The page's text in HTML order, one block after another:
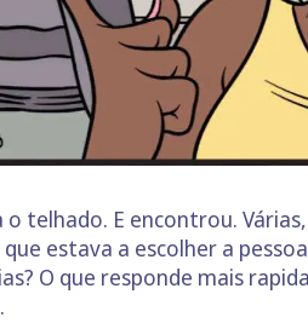
telhado. E encontrou.
estava a escolher a
O que responde mais